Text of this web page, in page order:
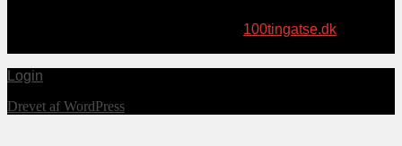
100tingatse.dk
Login
Drevet af WordPress